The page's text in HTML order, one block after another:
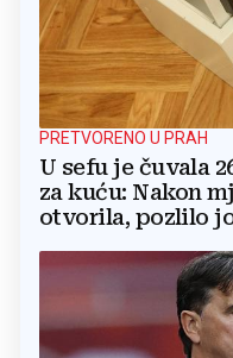
PRETVORENO U PRAH
U sefu je čuvala
za kuću: Nakon
otvorila, pozlilo